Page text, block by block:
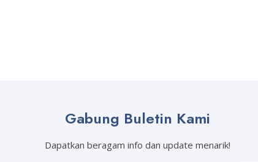
Gabung Buletin Kami
Dapatkan beragam info dan update menarik!